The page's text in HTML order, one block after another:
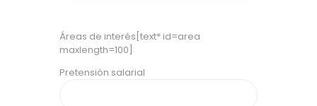
Áreas de interés [text* id=area
maxlength=100]
Pretensión salarial